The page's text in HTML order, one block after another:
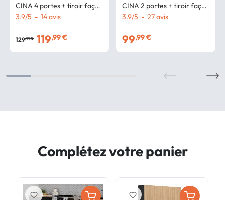
CINA 4 portes + tiroir façon
hêtre et noir
3.9/5 - 14avis
129,99 € 119,99 €
CINA 2 portes + tiroir façon
hêtre et blanc
3.9/5 - 27avis
99,99 €
Complétez votre panier
favorite_border favorite_border